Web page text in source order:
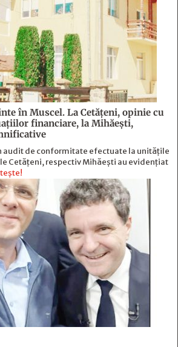
în Muscel. La Cetăţeni, opinie cu
financiare, la Mihăeşti,
audit de conformitate efectuate la unitățile
Cetățeni, respectiv Mihăești au evidențiat